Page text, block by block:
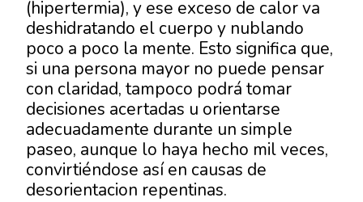
(hipertermia), y ese exceso de calor va
deshidratando el cuerpo y nublando
poco a poco la mente. Esto significa que,
si una persona mayor no puede pensar
con claridad, tampoco podrá tomar
decisiones acertadas u orientarse
adecuadamente durante un simple
paseo, aunque lo haya hecho mil veces,
convirtiéndose así en causas de
desorientacion repentinas.